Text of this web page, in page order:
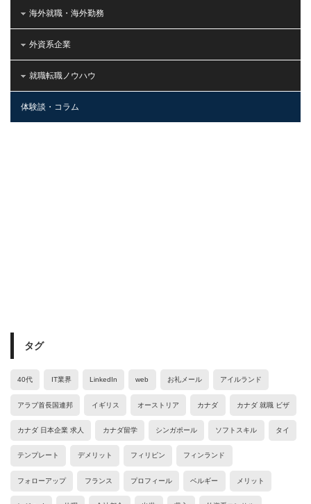
海外就職・海外勤務
外資系企業
就職転職ノウハウ
体験談・コラム
タグ
40代 IT業界 LinkedIn web お礼メール アイルランド
アラブ首長国連邦 イギリス オーストリア カナダ カナダ 就職 ビザ
カナダ 日本企業 求人 カナダ留学 シンガポール ソフトスキル タイ
テンプレート デメリット フィリピン フィンランド
フォローアップ フランス プロフィール ベルギー メリット